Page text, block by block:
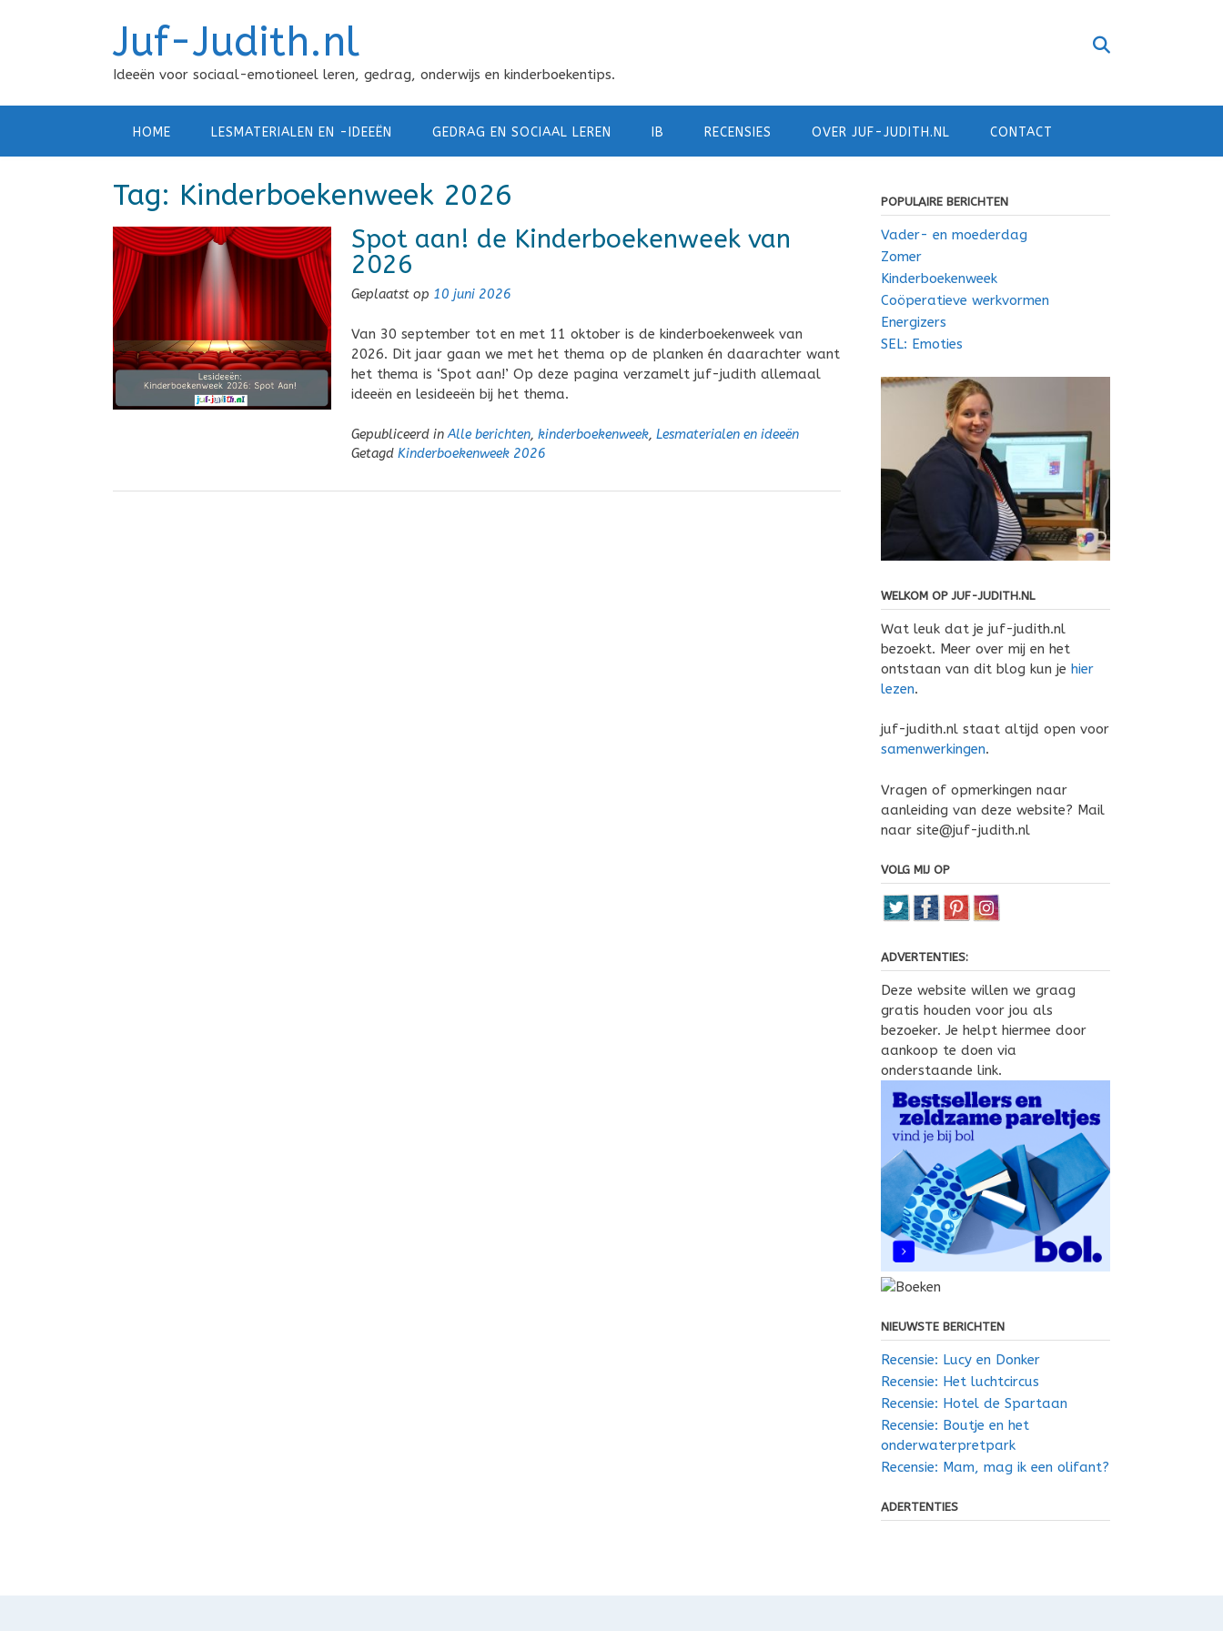
Juf-Judith.nl
Ideeën voor sociaal-emotioneel leren, gedrag, onderwijs en kinderboekentips.
HOME LESMATERIALEN EN -IDEEËN GEDRAG EN SOCIAAL LEREN IB RECENSIES OVER JUF-JUDITH.NL CONTACT
Tag: Kinderboekenweek 2026
Spot aan! de Kinderboekenweek van
2026
Geplaatst op 10 juni 2026
Van 30 september tot en met 11 oktober is de kinderboekenweek van
2026. Dit jaar gaan we met het thema op de planken én daarachter want
het thema is ‘Spot aan!’ Op deze pagina verzamelt juf-judith allemaal
ideeën en lesideeën bij het thema.
Gepubliceerd inAlle berichten, kinderboekenweek, Lesmaterialen en ideeën
Getagd Kinderboekenweek 2026
POPULAIRE BERICHTEN
Vader- en moederdag
Zomer
Kinderboekenweek
Coöperatieve werkvormen
Energizers
SEL: Emoties
WELKOM OP JUF-JUDITH.NL
Wat leuk dat je juf-judith.nl
bezoekt. Meer over mij en het
ontstaan van dit blog kun je hier
lezen.
juf-judith.nl staat altijd open voor
samenwerkingen.
Vragen of opmerkingen naar
aanleiding van deze website? Mail
naar site@juf-judith.nl
VOLG MIJ OP
ADVERTENTIES:
Deze website willen we graag
gratis houden voor jou als
bezoeker. Je helpt hiermee door
aankoop te doen via
onderstaande link.
NIEUWSTE BERICHTEN
Recensie: Lucy en Donker
Recensie: Het luchtcircus
Recensie: Hotel de Spartaan
Recensie: Boutje en het
onderwaterpretpark
Recensie: Mam, mag ik een olifant?
ADERTENTIES